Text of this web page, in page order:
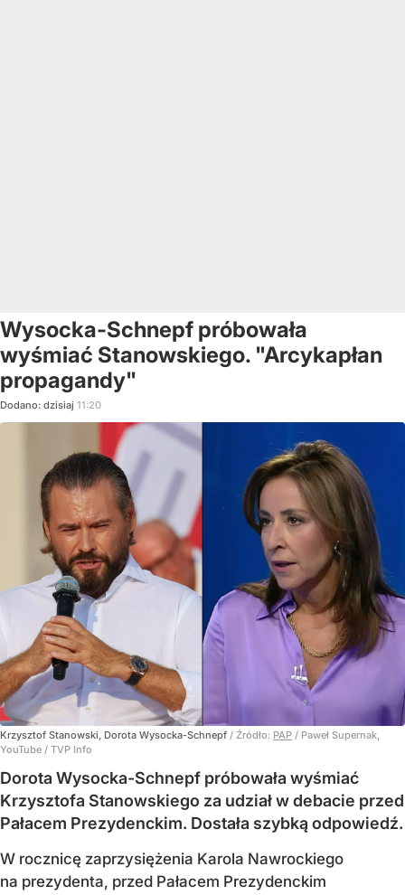
Wysocka-Schnepf próbowała
wyśmiać Stanowskiego. "Arcykapłan
propagandy"
Dodano: dzisiaj 11:20
Krzysztof Stanowski, Dorota Wysocka-Schnepf / Źródło: PAP / Paweł Supernak,
YouTube / TVP Info
Dorota Wysocka-Schnepf próbowała wyśmiać
Krzysztofa Stanowskiego za udział w debacie przed
Pałacem Prezydenckim. Dostała szybką odpowiedź.
W rocznicę zaprzysiężenia Karola Nawrockiego
na prezydenta, przed Pałacem Prezydenckim